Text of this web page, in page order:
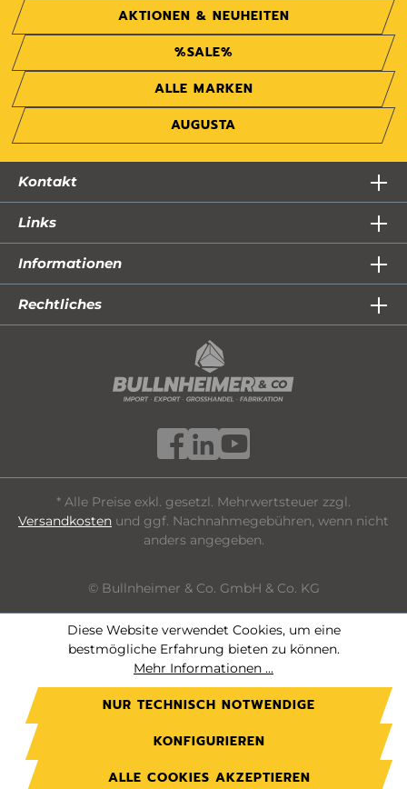
AKTIONEN & NEUHEITEN
%SALE%
ALLE MARKEN
AUGUSTA
Kontakt
Links
Informationen
Rechtliches
* Alle Preise exkl. gesetzl. Mehrwertsteuer zzgl.
Versandkosten und ggf. Nachnahmegebühren, wenn nicht
anders angegeben.
© Bullnheimer & Co. GmbH & Co. KG
Diese Website verwendet Cookies, um eine
bestmögliche Erfahrung bieten zu können.
Mehr Informationen ...
NUR TECHNISCH NOTWENDIGE
KONFIGURIEREN
ALLE COOKIES AKZEPTIEREN